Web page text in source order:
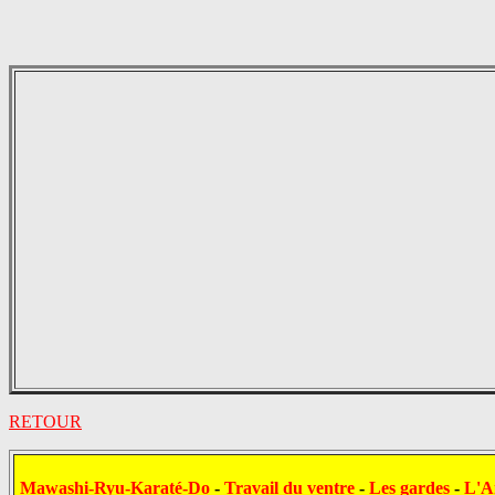
RETOUR
Mawashi-Ryu-Karaté-Do - Travail du ventre - Les gardes -